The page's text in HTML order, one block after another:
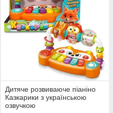
Дитяче розвиваюче піаніно
Казкарики з українською
озвучкою